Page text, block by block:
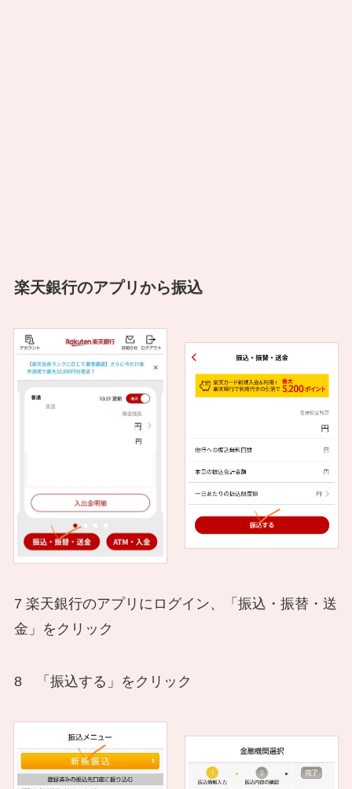
楽天銀行のアプリから振込
7 楽天銀行のアプリにログイン、「振込・振替・送
金」をクリック
8 「振込する」をクリック